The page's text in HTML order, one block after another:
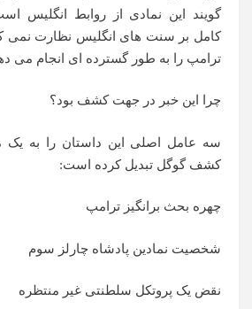
گویند این نمادی از روابط انگلیس
کامل بر سنت های انگلیس نظارت نمی
ترامپ را به طور گسترده ای انجام می
چرا این خبر در جهت کشف بود؟
سه عامل اصلی این داستان را به یک
کشف گوگل تبدیل کرده است:
چهره بحث برانگیز ترامپ
شخصیت نمادین پادشاه چارلز سوم
نقض یک پروتکل سلطنتی غیر منتظره